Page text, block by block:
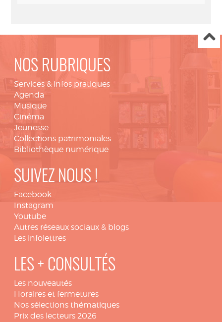
NOS RUBRIQUES
Services & infos pratiques
Agenda
Musique
Cinéma
Jeunesse
Collections patrimoniales
Bibliothèque numérique
SUIVEZ NOUS !
Facebook
Instagram
Youtube
Autres réseaux sociaux & blogs
Les infolettres
LES + CONSULTÉS
Les nouveautés
Horaires et fermetures
Nos sélections thématiques
Prix des lecteurs 2026